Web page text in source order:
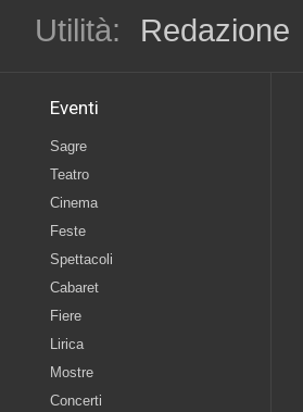
Utilità:
Redazione
Eventi
Sagre
Teatro
Cinema
Feste
Spettacoli
Cabaret
Fiere
Lirica
Mostre
Concerti